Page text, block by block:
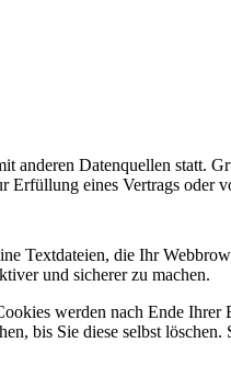
anderen Datenquellen statt.
eines Vertrags oder
Textdateien, die Ihr
und sicherer zu machen.
werden nach Ende
bis Sie diese selbst